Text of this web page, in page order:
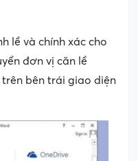
lề và chính xác cho
đơn vị căn lề
bên trái giao diện